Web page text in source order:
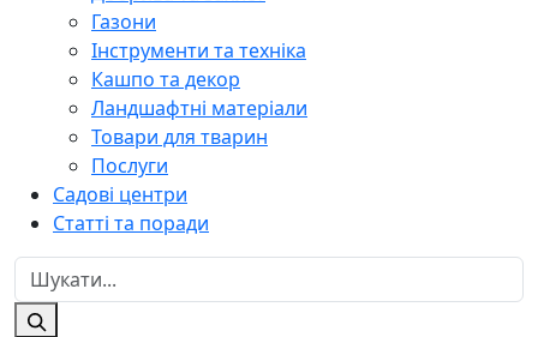
Газони
Інструменти та техніка
Кашпо та декор
Ландшафтні матеріали
Товари для тварин
Послуги
Садові центри
Статті та поради